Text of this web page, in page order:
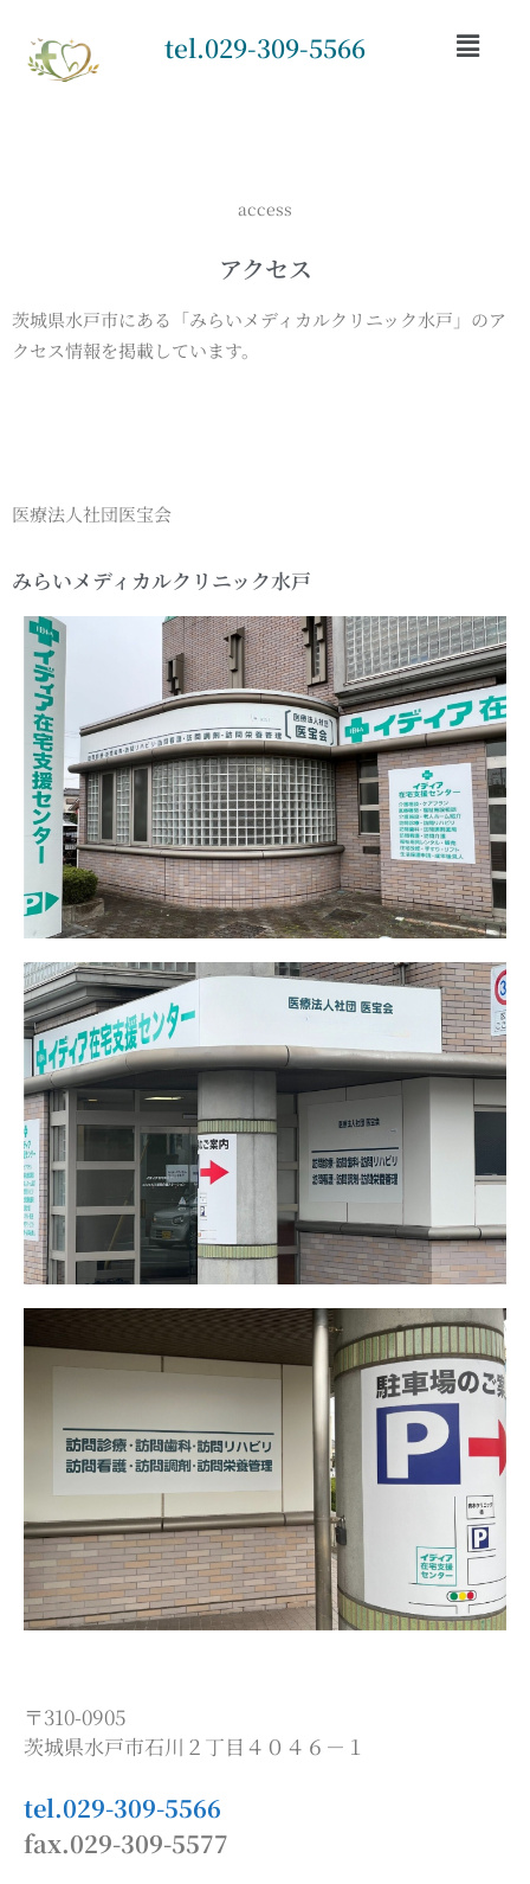
tel.029-309-5566
access
アクセス
茨城県水戸市にある「みらいメディカルクリニック水戸 」のア
クセス情報を掲載しています。
医療法人社団医宝会
みらいメディカルクリニック水戸
〒310-0905
茨城県水戸市石川２丁目４０４６－１
tel.029-309-5566
fax.029-309-5577